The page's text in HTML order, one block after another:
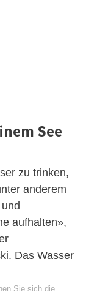
See
zu trinken,
anderem
aufhalten»,
Das Wasser
Sie sich die